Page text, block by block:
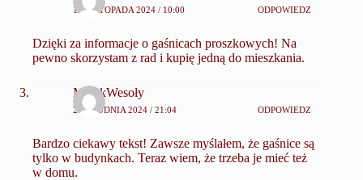
17 LISTOPADA 2024 / 10:00 ODPOWIEDZ
Dzięki za informacje o gaśnicach proszkowych! Na
pewno skorzystam z rad i kupię jedną do mieszkania.
MarekWesoły
28 GRUDNIA 2024 / 21:04 ODPOWIEDZ
Bardzo ciekawy tekst! Zawsze myślałem, że gaśnice są
tylko w budynkach. Teraz wiem, że trzeba je mieć też
w domu.